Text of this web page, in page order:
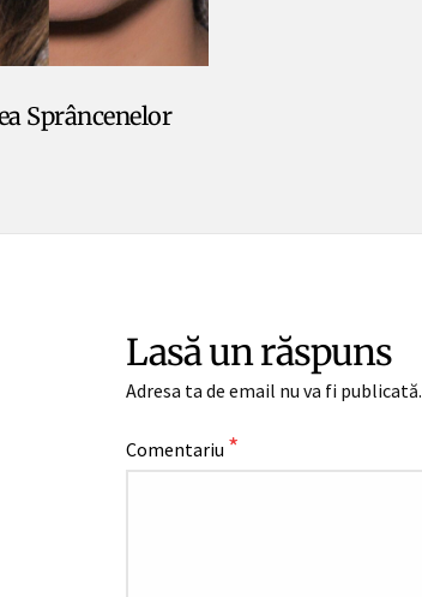
Sprâncenelor
Lasă un răspuns
Adresa ta de email nu va fi publicată.
Comentariu *